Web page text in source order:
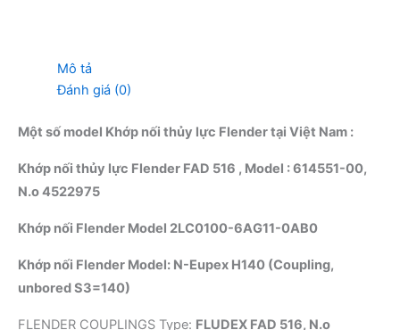
Mô tả
Đánh giá (0)
Một số model Khớp nối thủy lực Flender tại Việt Nam :
Khớp nối thủy lực Flender FAD 516 , Model : 614551-00,
N.o 4522975
Khớp nối Flender Model 2LC0100-6AG11-0AB0
Khớp nối Flender Model: N-Eupex H140 (Coupling,
unbored S3=140)
FLENDER COUPLINGS Type: FLUDEX FAD 516, N.o